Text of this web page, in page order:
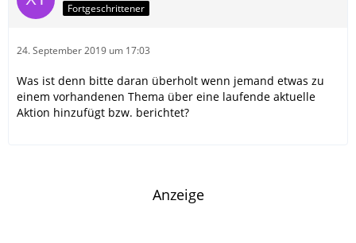
Fortgeschrittener
24. September 2019 um 17:03
Was ist denn bitte daran überholt wenn jemand etwas zu
einem vorhandenen Thema über eine laufende aktuelle
Aktion hinzufügt bzw. berichtet?
Anzeige